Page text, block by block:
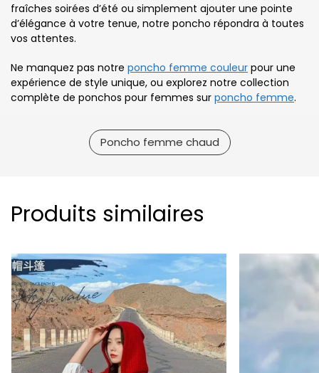
fraîches soirées d’été ou simplement ajouter une pointe
d’élégance à votre tenue, notre poncho répondra à toutes
vos attentes.
Ne manquez pas notre poncho femme couleur pour une
expérience de style unique, ou explorez notre collection
complète de ponchos pour femmes sur poncho femme.
Poncho femme chaud
Produits similaires